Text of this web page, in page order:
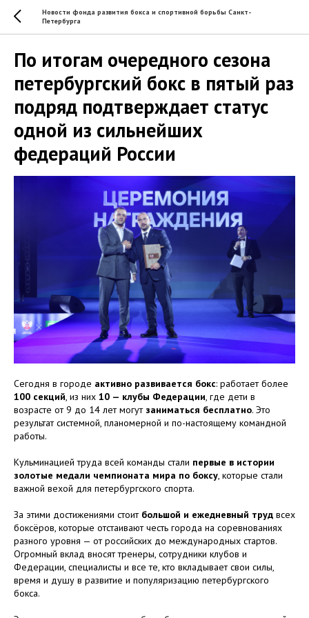
Новости фонда развития бокса и спортивной борьбы Санкт-
Петербурга
По итогам очередного сезона
петербургский бокс в пятый раз
подряд подтверждает статус
одной из сильнейших
федераций России
Сегодня в городе активно развивается бокс: работает более
100 секций, из них 10 — клубы Федерации, где дети в
возрасте от 9 до 14 лет могут заниматься бесплатно. Это
результат системной, планомерной и по-настоящему командной
работы.
Кульминацией труда всей команды стали первые в истории
золотые медали чемпионата мира по боксу, которые стали
важной вехой для петербургского спорта.
За этими достижениями стоит большой и ежедневный труд всех
боксёров, которые отстаивают честь города на соревнованиях
разного уровня — от российских до международных стартов.
Огромный вклад вносят тренеры, сотрудники клубов и
Федерации, специалисты и все те, кто вкладывает свои силы,
время и душу в развитие и популяризацию петербургского
бокса.